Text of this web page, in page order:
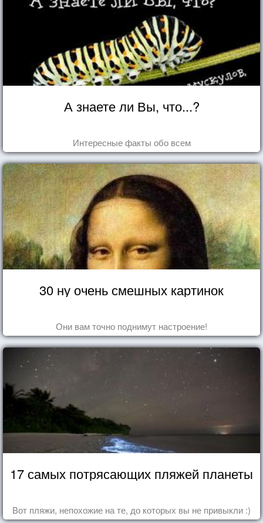
А знаете ли Вы, что...?
Интересные факты обо всем
30 ну очень смешных картинок
Они вам точно поднимут настроение!
17 самых потрясающих пляжей планеты
Вот пляжи, непохожие на те, до которых вы не привыкли :)